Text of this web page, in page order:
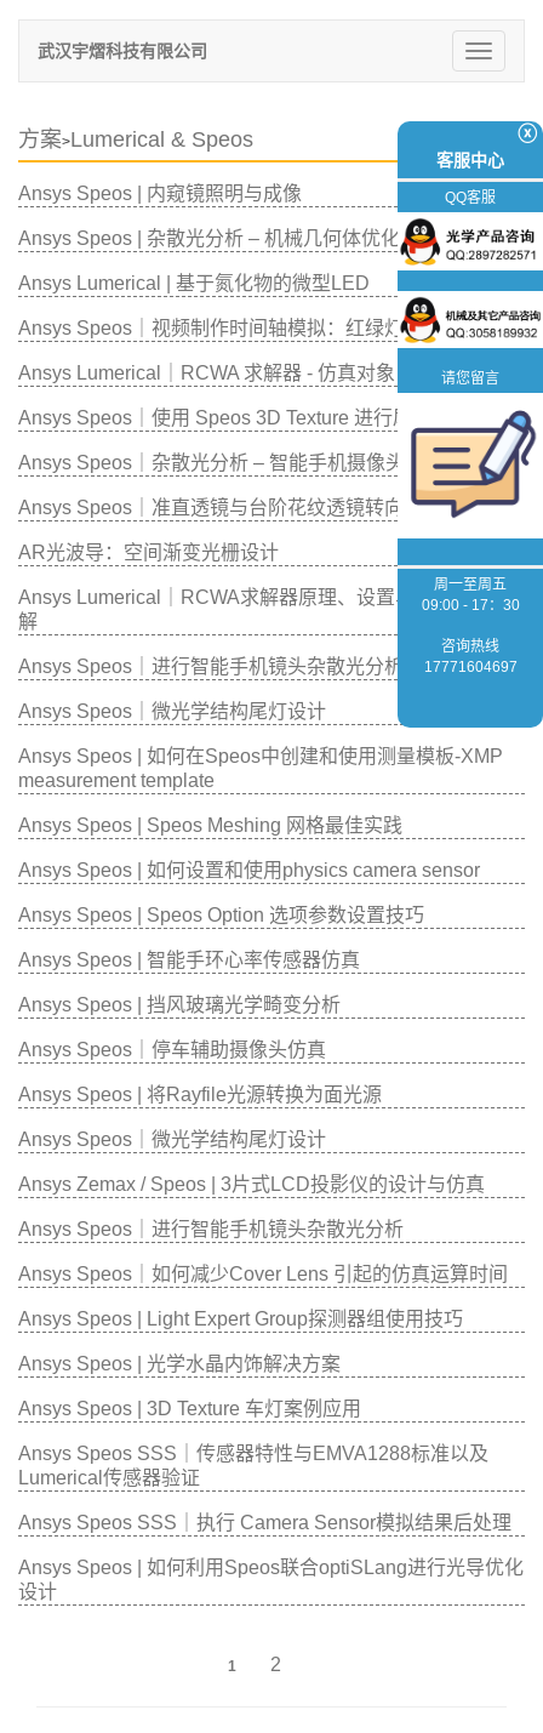
切
换
武汉宇熠科技有限公司
方案>Lumerical & Speos
Ansys Speos | 内窥镜照明与成像
Ansys Speos | 杂散光分析 – 机械几何体优化
Ansys Lumerical | 基于氮化物的微型LED
Ansys Speos｜视频制作时间轴模拟：红绿灯LED频闪
Ansys Lumerical｜RCWA 求解器 - 仿真对象
Ansys Speos｜使用 Speos 3D Texture 进行尾灯设计
Ansys Speos｜杂散光分析 – 智能手机摄像头
Ansys Speos｜准直透镜与台阶花纹透镜转向灯
AR光波导：空间渐变光栅设计
Ansys Lumerical｜RCWA求解器原理、设置与应用场景详
解
Ansys Speos｜进行智能手机镜头杂散光分析
Ansys Speos｜微光学结构尾灯设计
Ansys Speos | 如何在Speos中创建和使用测量模板-XMP
measurement template
Ansys Speos | Speos Meshing 网格最佳实践
Ansys Speos | 如何设置和使用physics camera sensor
Ansys Speos | Speos Option 选项参数设置技巧
Ansys Speos | 智能手环心率传感器仿真
Ansys Speos | 挡风玻璃光学畸变分析
Ansys Speos｜停车辅助摄像头仿真
Ansys Speos | 将Rayfile光源转换为面光源
Ansys Speos｜微光学结构尾灯设计
Ansys Zemax / Speos | 3片式LCD投影仪的设计与仿真
Ansys Speos｜进行智能手机镜头杂散光分析
Ansys Speos｜如何减少Cover Lens 引起的仿真运算时间
Ansys Speos | Light Expert Group探测器组使用技巧
Ansys Speos | 光学水晶内饰解决方案
Ansys Speos | 3D Texture 车灯案例应用
Ansys Speos SSS｜传感器特性与EMVA1288标准以及
Lumerical传感器验证
Ansys Speos SSS｜执行 Camera Sensor模拟结果后处理
Ansys Speos | 如何利用Speos联合optiSLang进行光导优化
设计
1 2
ⓧ
客服中心
QQ客服
请您留言
周一至周五
09:00 - 17：30
咨询热线
17771604697